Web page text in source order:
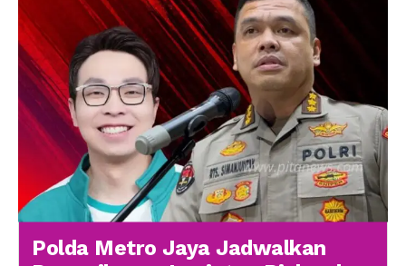
Polda Metro Jaya Jadwalkan